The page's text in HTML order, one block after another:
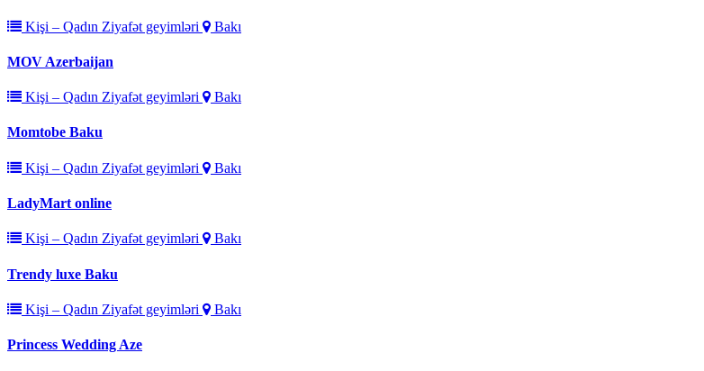
Kişi – Qadın Ziyafət geyimləri Bakı
MOV Azerbaijan
Kişi – Qadın Ziyafət geyimləri Bakı
Momtobe Baku
Kişi – Qadın Ziyafət geyimləri Bakı
LadyMart online
Kişi – Qadın Ziyafət geyimləri Bakı
Trendy luxe Baku
Kişi – Qadın Ziyafət geyimləri Bakı
Princess Wedding Aze